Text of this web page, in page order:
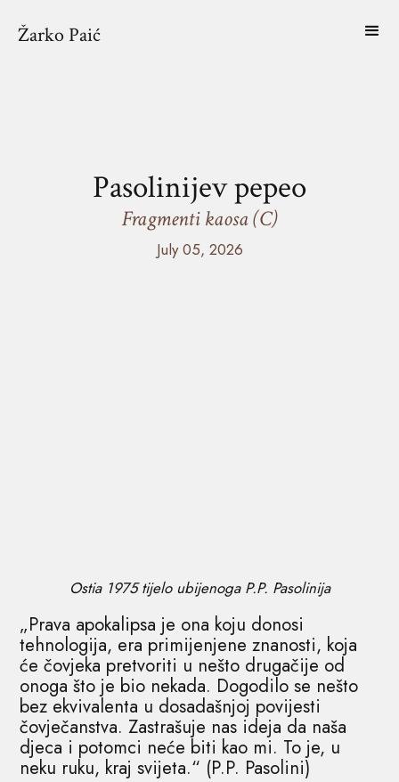
Žarko Paić
Pasolinijev pepeo
Fragmenti kaosa (C)
July 05, 2026
Ostia 1975 tijelo ubijenoga P.P. Pasolinija
„Prava apokalipsa je ona koju donosi
tehnologija, era primijenjene znanosti, koja
će čovjeka pretvoriti u nešto drugačije od
onoga što je bio nekada. Dogodilo se nešto
bez ekvivalenta u dosadašnjoj povijesti
čovječanstva. Zastrašuje nas ideja da naša
djeca i potomci neće biti kao mi. To je, u
neku ruku, kraj svijeta.“ (P.P. Pasolini)